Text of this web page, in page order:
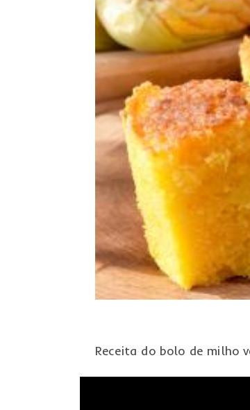
Receita do bolo de milho